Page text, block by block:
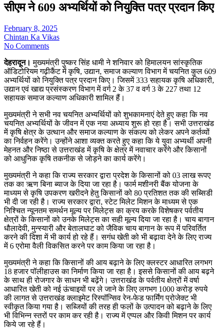
सीएम ने 609 अभ्यर्थियों को नियुक्ति पत्र प्रदान किए
February 8, 2025
Chintan Ka Vikas
No Comments
देहरादून। मुख्यमंत्री पुष्कर सिंह धामी ने शनिवार को हिमालयन सांस्कृतिक
ऑडिटोरियम गढ़ीकैंट में कृषि, उद्यान, समाज कल्याण विभाग में चयनित कुल 609
अभ्यर्थियों को नियुक्ति पत्र प्रदान किए। जिसमें 333 सहायक कृषि अधिकारी,
उद्यान एवं खाद्य प्रसंस्करण विभाग में वर्ग 2 के 37 व वर्ग 3 के 227 तथा 12
सहायक समाज कल्याण अधिकारी शामिल हैं।
मुख्यमंत्री ने सभी नव चयनित अभ्यर्थियों को शुभकामनाएं देते हुए कहा कि नव
चयनित अभ्यर्थियों के जीवन में एक नया अध्याय शुरू हो रहा है। सभी उत्तराखंड
में कृषि क्षेत्र के उत्थान और समाज कल्याण के संकल्प को लेकर अपने कर्तव्यों
का निर्वहन करेंगे। उन्होंने आशा व्यक्त करते हुए कहा कि ये युवा अभ्यर्थी अपनी
मेहनत और निष्ठा से उत्तराखंड में कृषि के क्षेत्र में नवाचार करेंगे और किसानों
को आधुनिक कृषि तकनीक से जोड़ने का कार्य करेंगे।
मुख्यमंत्री ने कहा कि राज्य सरकार द्वारा प्रदेश के किसानों को 03 लाख रूपए
तक का ऋण बिना ब्याज के दिया जा रहा है। फार्म मशीनरी बैंक योजना के
माध्यम से कृषि उपकरण खरीदने हेतु किसानों को 80 प्रतिशत तक की सब्सिडी
भी दी जा रही है। राज्य सरकार द्वारा, स्टेट मिलेट मिशन के माध्यम से एक
निश्चित न्यूनतम समर्थन मूल्य पर मिलेट्स का क्रय करके विशेषकर पर्वतीय
क्षेत्रों के किसानों को उनके मिलेट्स का सही मूल्य दिया जा रहा है। चाय बागान
धौलादेवी, मुन्स्यारी और बेतालघाट को जैविक चाय बागान के रूप में परिवर्तित
करने की दिशा में भी कार्य हो रहे हैं। सगंध खेती को भी बढ़ावा देने के लिए राज्य
में 6 एरोमा वैली विकसित करने पर काम किया जा रहा है।
मुख्यमंत्री ने कहा कि किसानों की आय बढ़ाने के लिए क्लस्टर आधारित लगभग
18 हजार पॉलीहाउस का निर्माण किया जा रहा है। इससे किसानों की आय बढ़ने
के साथ ही रोजगार के साधन भी बढ़ेंगे। उत्तराखंड के पर्वतीय क्षेत्रों में वर्षा
आधारित खेती को नई ऊंचाइयों पर ले जाने के लिए लगभग 1000 करोड़ रुपये
की लागत से उत्तराखंड क्लाइमेट रिस्पॉन्सिव रेन-फेड फार्मिंग प्रोजेक्ट भी
स्वीकृत किया गया है। सब्जियों की तरह ही फलों के उत्पादन को बढ़ाने के लिए
भी विभिन्न स्तरों पर काम कर रही है। राज्य में एप्पल और किवी मिशन पर कार्य
किये जा रहे हैं।